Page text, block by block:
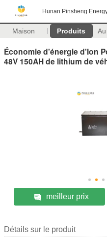
Hunan Pinsheng
Maison Produits
Économie d'énergie d'Ion
48V 150AH de lithium de
meilleur prix
Détails sur le produit